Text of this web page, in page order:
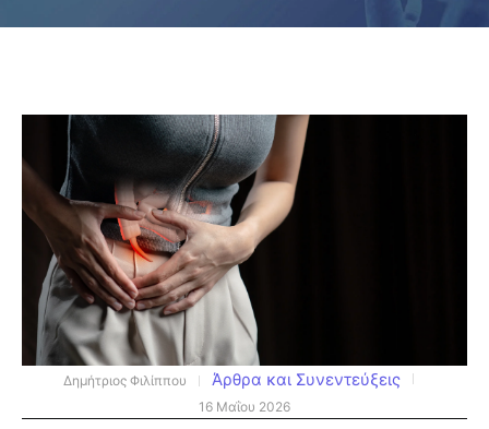
Δημήτριος Φιλίππου Άρθρα και Συνεντεύξεις
16 Μαΐου 2026